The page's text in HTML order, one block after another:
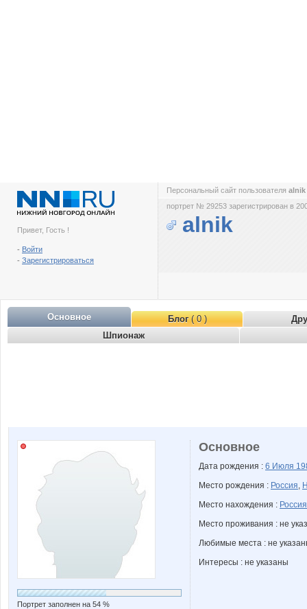
Привет, Гость !
- Войти
- Зарегистрироваться
Персональный сайт пользователя alnik
портрет № 29253 зарегистрирован в
alnik
Основное Блог( 0 )
Шпионаж
Портрет заполнен на 54 %
Основное
Дата рождения : 6 Июля
Место рождения : Россия,
Место нахождения : Россия
Место проживания : не
Любимые места : не
Интересы : не указаны